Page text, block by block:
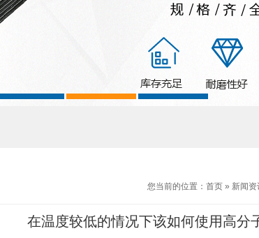
您当前的位置： 首页 » 新闻资
在温度较低的情况下该如何使用高分